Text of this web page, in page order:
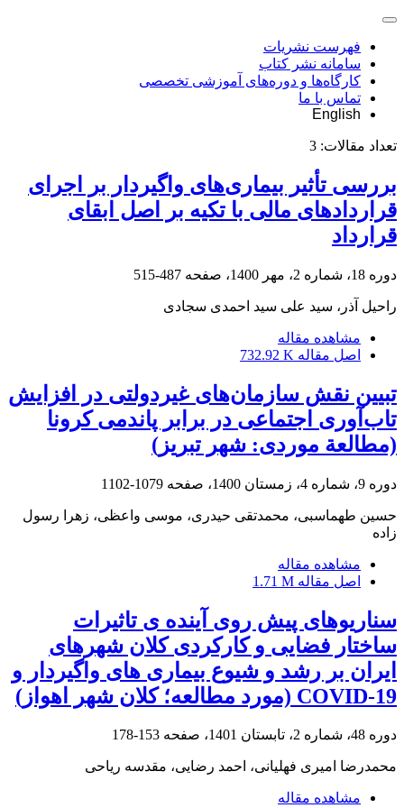
فهرست نشریات
سامانه نشر کتاب
کارگاه‌ها و دوره‌های آموزشی تخصصی
تماس با ما
English
تعداد مقالات: 3
بررسی تأثیر بیماری‌های واگیردار بر اجرای
قراردادهای مالی با تکیه بر اصل ابقای
قرارداد
دوره 18، شماره 2، مهر 1400، صفحه 487-515
راحیل آذر، سید علی سید احمدی سجادی
مشاهده مقاله
اصل مقاله 732.92 K
تبیین نقش سازمان‌های غیردولتی در افزایش
تاب‌آوری اجتماعی در برابر پاندمی کرونا
(مطالعة موردی: شهر تبریز)
دوره 9، شماره 4، زمستان 1400، صفحه 1079-1102
حسین طهماسبی، محمدتقی حیدری، موسی واعظی، زهرا رسول
زاده
مشاهده مقاله
اصل مقاله 1.71 M
سناریوهای پیش روی آینده ی تاثیرات
ساختار فضایی و کارکردی کلان شهرهای
ایران بر رشد و شیوع بیماری های واگیردار و
COVID-19 (مورد مطالعه؛ کلان شهر اهواز)
دوره 48، شماره 2، تابستان 1401، صفحه 153-178
محمدرضا امیری فهلیانی، احمد رضایی، مقدسه ریاحی
مشاهده مقاله